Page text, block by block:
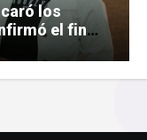
los
el fin